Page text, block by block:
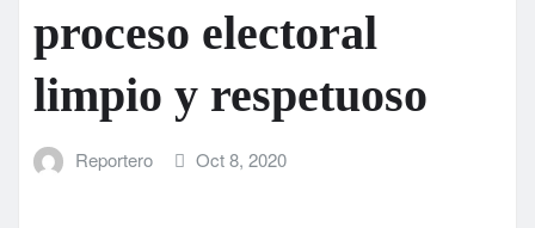
proceso electoral
limpio y respetuoso
Reportero Oct 8, 2020